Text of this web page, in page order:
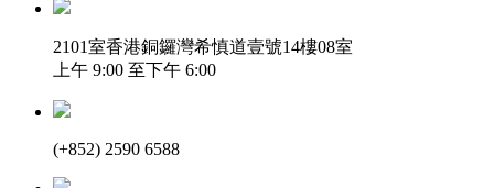
2101室香港銅鑼灣希慎道壹號14樓08室
上午 9:00 至下午 6:00
(+852) 2590 6588